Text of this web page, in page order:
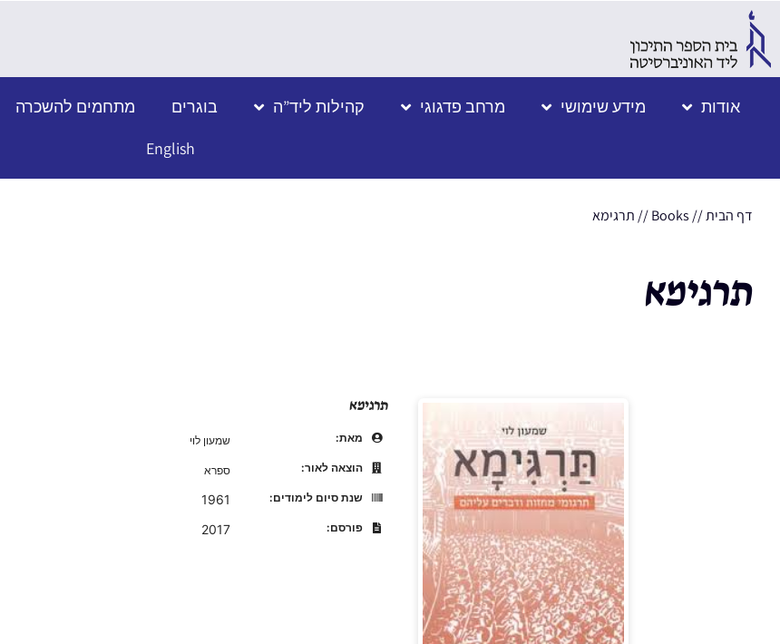
אודות מידע שימושי מרחב פדגוגי קהילות ליד”ה בוגרים מתחמים להשכרה
English
דף הבית//
Books
// תרגימא
תרגימא
תרגימא
מאת:
שמעון לוי
הוצאה לאור:
ספרא
שנת סיום לימודים:
1961
פורסם: 2017